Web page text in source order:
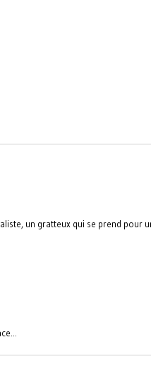
un gratteux qui se prend pour